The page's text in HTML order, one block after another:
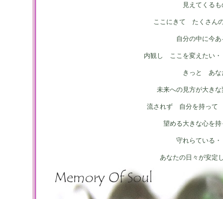
見えてくる
ここにきて たくさん
自分の中に今
内観し ここを変えたい
きっと あな
未来への見方が大き
流されず 自分を持って
望める大きな心を
守れらている
あなたの日々が安定